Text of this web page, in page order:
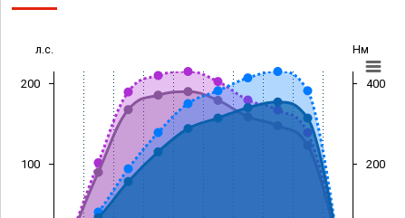
л.с. Нм
100
200
200
400